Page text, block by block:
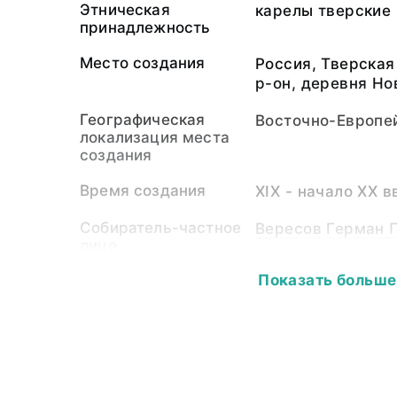
Этническая
принадлежность
карелы тверские
Место создания
Россия,
р-он, деревня
Географическая
локализация места
создания
Восточно-
Время создания XIX - начало XX
Собиратель-частное
Вересов Герман
холст, кумач,
Показать больше